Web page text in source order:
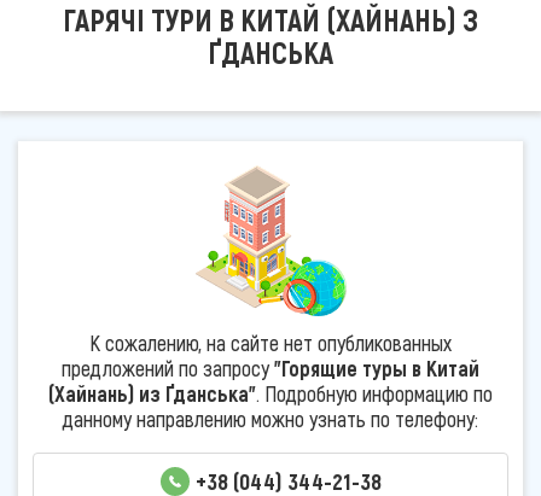
ГАРЯЧІ ТУРИ В КИТАЙ (ХАЙНАНЬ) З
ҐДАНСЬКА
К сожалению, на сайте нет опубликованных
предложений по запросу"Горящие туры в Китай
(Хайнань) из Ґданська". Подробную информацию по
данному направлению можно узнать по телефону:
+38 (044) 344-21-38